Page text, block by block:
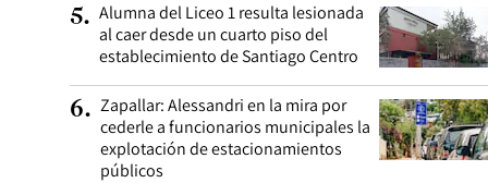
5. Alumna del Liceo 1 resulta lesionada
al caer desde un cuarto piso del
establecimiento de Santiago Centro
6. Zapallar: Alessandri en la mira por
cederle a funcionarios municipales la
explotación de estacionamientos
públicos